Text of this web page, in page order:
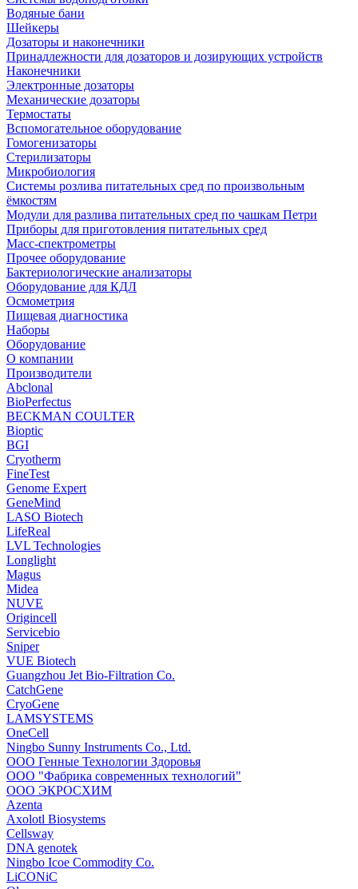
Водяные бани
Шейкеры
Дозаторы и наконечники
Принадлежности для дозаторов и дозирующих устройств
Наконечники
Электронные дозаторы
Механические дозаторы
Термостаты
Вспомогательное оборудование
Гомогенизаторы
Стерилизаторы
Микробиология
Системы розлива питательных сред по произвольным
ёмкостям
Модули для разлива питательных сред по чашкам Петри
Приборы для приготовления питательных сред
Масс-спектрометры
Прочее оборудование
Бактериологические анализаторы
Оборудование для КДЛ
Осмометрия
Пищевая диагностика
Наборы
Оборудование
О компании
Производители
Abclonal
BioPerfectus
BECKMAN COULTER
Bioptic
BGI
Cryotherm
FineTest
Genome Expert
GeneMind
LASO Biotech
LifeReal
LVL Technologies
Longlight
Magus
Midea
NUVE
Origincell
Servicebio
Sniper
VUE Biotech
Guangzhou Jet Bio-Filtration Co.
CatchGene
CryoGene
LAMSYSTEMS
OneCell
Ningbo Sunny Instruments Co., Ltd.
ООО Генные Технологии Здоровья
ООО "Фабрика современных технологий"
ООО ЭКРОСХИМ
Azenta
Axolotl Biosystems
Cellsway
DNA genotek
Ningbo Icoe Commodity Co.
LiCONiC